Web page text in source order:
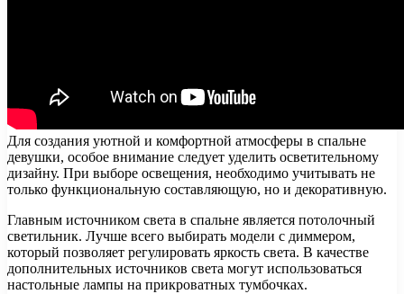
Для создания уютной и комфортной атмосферы в спальне
девушки, особое внимание следует уделить осветительному
дизайну. При выборе освещения, необходимо учитывать не
только функциональную составляющую, но и декоративную.
Главным источником света в спальне является потолочный
светильник. Лучше всего выбирать модели с диммером,
который позволяет регулировать яркость света. В качестве
дополнительных источников света могут использоваться
настольные лампы на прикроватных тумбочках.